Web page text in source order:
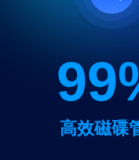
99
高效磁碟